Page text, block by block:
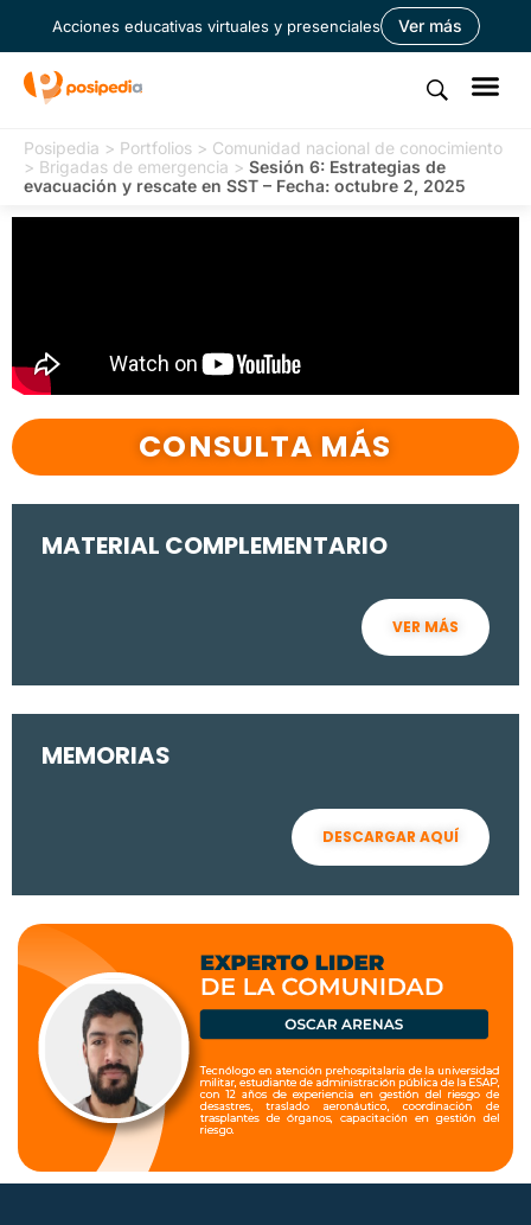
Acciones educativas virtuales y presenciales Ver más
Posipedia > Portfolios > Comunidad nacional de conocimiento
> Brigadas de emergencia > Sesión 6: Estrategias de
evacuación y rescate en SST – Fecha: octubre 2, 2025
CONSULTA MÁS
MATERIAL COMPLEMENTARIO
VER MÁS
MEMORIAS
DESCARGAR AQUÍ